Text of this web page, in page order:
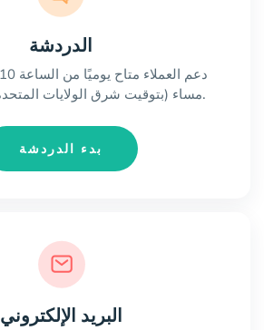
الدردشة
مساء (بتوقيت شرق الولايات المتحدة) عبر الدردشة.
بدء الدردشة
البريد الإلكتروني